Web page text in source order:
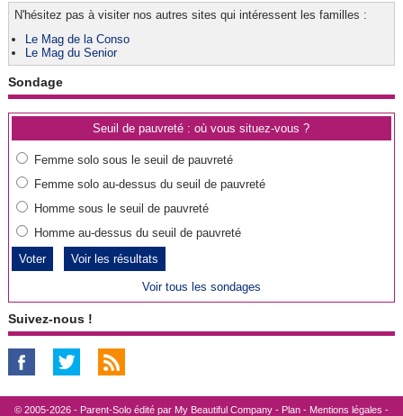
N'hésitez pas à visiter nos autres sites qui intéressent les familles :
Le Mag de la Conso
Le Mag du Senior
Sondage
Seuil de pauvreté : où vous situez-vous ?
Femme solo sous le seuil de pauvreté
Femme solo au-dessus du seuil de pauvreté
Homme sous le seuil de pauvreté
Homme au-dessus du seuil de pauvreté
Voir les résultats
Voir tous les sondages
Suivez-nous !
© 2005-2026 - Parent-Solo édité par My Beautiful Company- Plan- Mentions légales -